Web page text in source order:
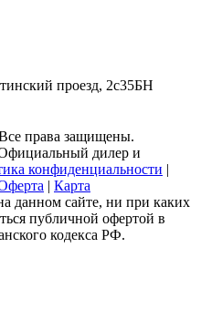
проезд, 2с35БН
права защищены.
дилер и
конфиденциальности |
| Карта
данном сайте, ни при каких
публичной офертой в
кодекса РФ.